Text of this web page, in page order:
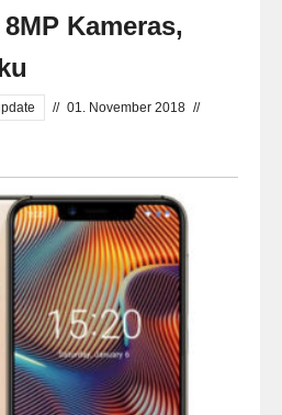
Kameras,
// 01. November 2018 //